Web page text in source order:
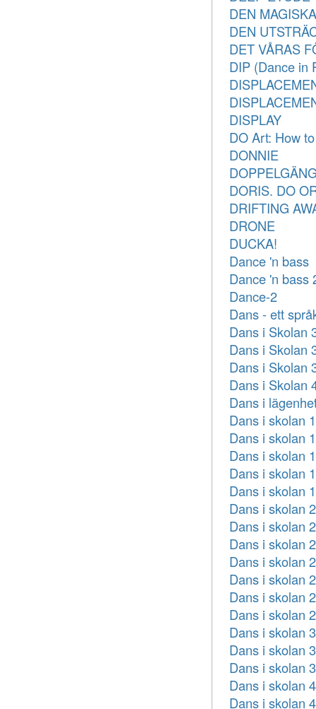
DEN
DEN
DET VÅRAS
DIP (Dance in
DISPLAY
DO Art: How
DONNIE
DORIS. DO
DRIFTING
DRONE
DUCKA!
Dance 'n bass
Dance 'n bass
Dance-2
Dans - ett
Dans i Skolan
Dans i Skolan
Dans i Skolan
Dans i Skolan
Dans i
Dans i skolan
Dans i skolan
Dans i skolan
Dans i skolan
Dans i skolan
Dans i skolan
Dans i skolan
Dans i skolan
Dans i skolan
Dans i skolan
Dans i skolan
Dans i skolan
Dans i skolan
Dans i skolan
Dans i skolan
Dans i skolan
Dans i skolan